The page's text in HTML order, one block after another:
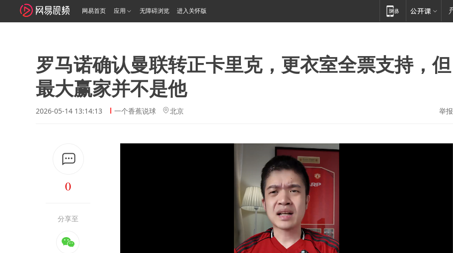
网易首页 应用 无障碍浏览 进入关怀版
罗马诺确认曼联转正卡里克，更衣室全票支持，但
最大赢家并不是他
2026-05-14 13:14:13 一个香蕉说球 北京 举报
0
分享至